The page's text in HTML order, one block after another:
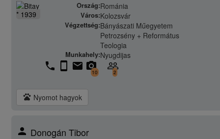
* 1939
Ország:Románia
Város:Kolozsvár
Végzettség:Bányászati Műegyetem
Petrozsény + Református
Teologia
Munkahely:Nyugdijas
phone stay_current_portrait email camera_alt
10
people_outline
2
pets Nyomot hagyok
person Donogán Tibor